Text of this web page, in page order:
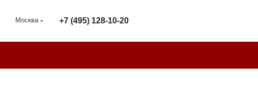
Москва +7 (495) 128-10-20